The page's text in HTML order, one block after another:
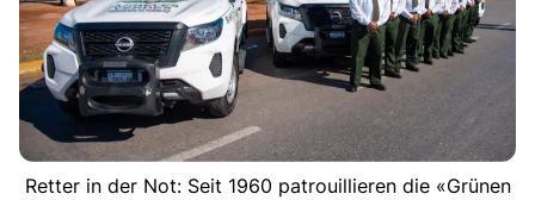
Retter in der Not: Seit 1960 patrouillieren die «Grünen